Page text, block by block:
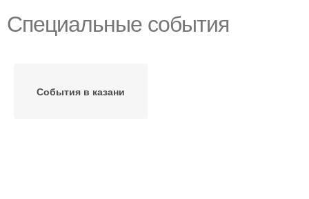
Специальные события
События в казани